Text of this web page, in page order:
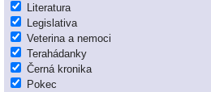
Literatura
Legislativa
Veterina a nemoci
Terahádanky
Černá kronika
Pokec